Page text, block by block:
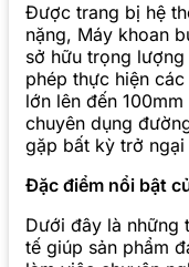
Được trang bị hệ
nặng, Máy khoan
sở hữu trọng
phép thực hiện
lớn lên đến
chuyên dụng
gặp bất kỳ trở
Đặc điểm nổi bật
Dưới đây là những
tế giúp sản phẩm